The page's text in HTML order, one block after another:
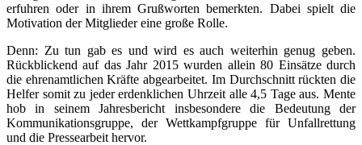
erfuhren oder in ihrem Grußworten bemerkten. Dabei spielt die
Motivation der Mitglieder eine große Rolle.
Denn: Zu tun gab es und wird es auch weiterhin genug geben.
Rückblickend auf das Jahr 2015 wurden allein 80 Einsätze durch
die ehrenamtlichen Kräfte abgearbeitet. Im Durchschnitt rückten die
Helfer somit zu jeder erdenklichen Uhrzeit alle 4,5 Tage aus. Mente
hob in seinem Jahresbericht insbesondere die Bedeutung der
Kommunikationsgruppe, der Wettkampfgruppe für Unfallrettung
und die Pressearbeit hervor.